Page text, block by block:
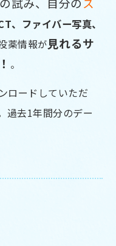
、ファイバー写真、
薬情報が見れるサ
。
ロードしていただ
過去1年間分のデー